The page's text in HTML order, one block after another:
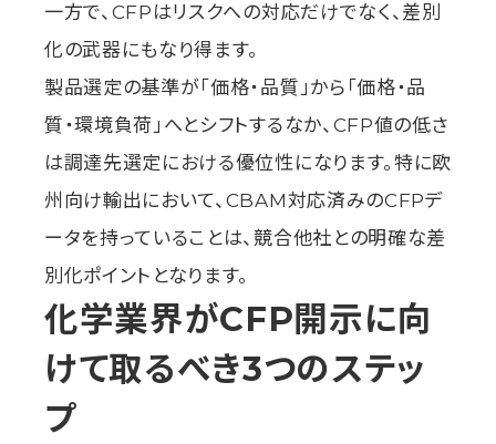
一方で、CFPはリスクへの対応だけでなく、差別
化の武器にもなり得ます。
製品選定の基準が「価格・品質」から「価格・品
質・環境負荷」へとシフトするなか、CFP値の低さ
は調達先選定における優位性になります。特に欧
州向け輸出において、CBAM対応済みのCFPデ
ータを持っていることは、競合他社との明確な差
別化ポイントとなります。
化学業界がCFP開示に向
けて取るべき3つのステッ
プ